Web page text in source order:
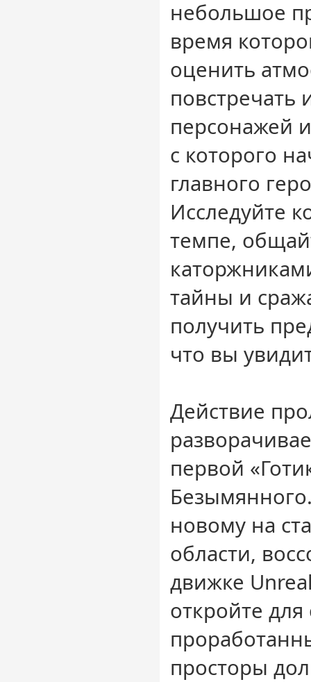
небольшое
время
оценить
повстречать
персонажей
с которого
главного
Исследуйте
темпе,
тайны и
получить
что вы
Действие
первой
новому на
области,
движке
откройте
просторы